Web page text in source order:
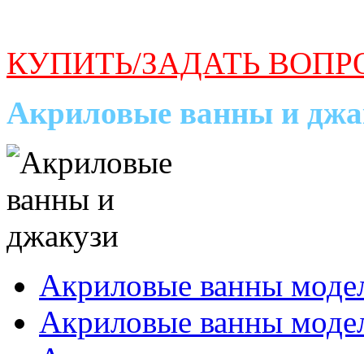
КУПИТЬ/ЗАДАТЬ
Акриловые ванны и
Акриловые ванны
Акриловые ванны